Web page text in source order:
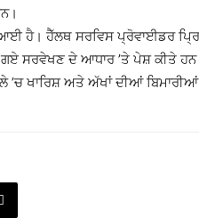
ਹੈ। ਹੈੱਲਥ ਸਰਵਿਸ ਪ੍ਰੋਵਾਈਡਰ
ਗਏ ਸਰਵੇਖਣ ਦੇ ਆਧਾਰ ’ਤੇ ਪੇਸ਼ ਕੀਤੇ
’ਚ ਖਾਰਿਸ਼ ਅਤੇ ਅੱਖਾਂ ਦੀਆਂ